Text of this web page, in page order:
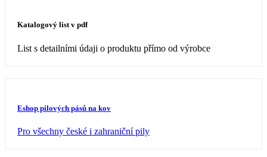
Katalogový list v pdf
List s detailními údaji o produktu přímo od výrobce
Eshop pilových pásů na kov
Pro všechny české i zahraniční pily